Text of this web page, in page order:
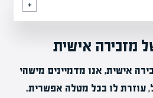
מזכירה אישית
אישית, אנו מדמיינים מישהי
עוזרת לו בכל מטלה אפשרית.